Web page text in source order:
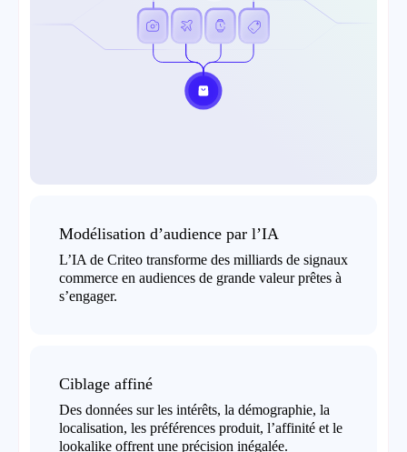
Modélisation d’audience par l’IA
L’IA de Criteo transforme des milliards de signaux
commerce en audiences de grande valeur prêtes à
s’engager.
Ciblage affiné
Des données sur les intérêts, la démographie, la
localisation, les préférences produit, l’affinité et le
lookalike offrent une précision inégalée.